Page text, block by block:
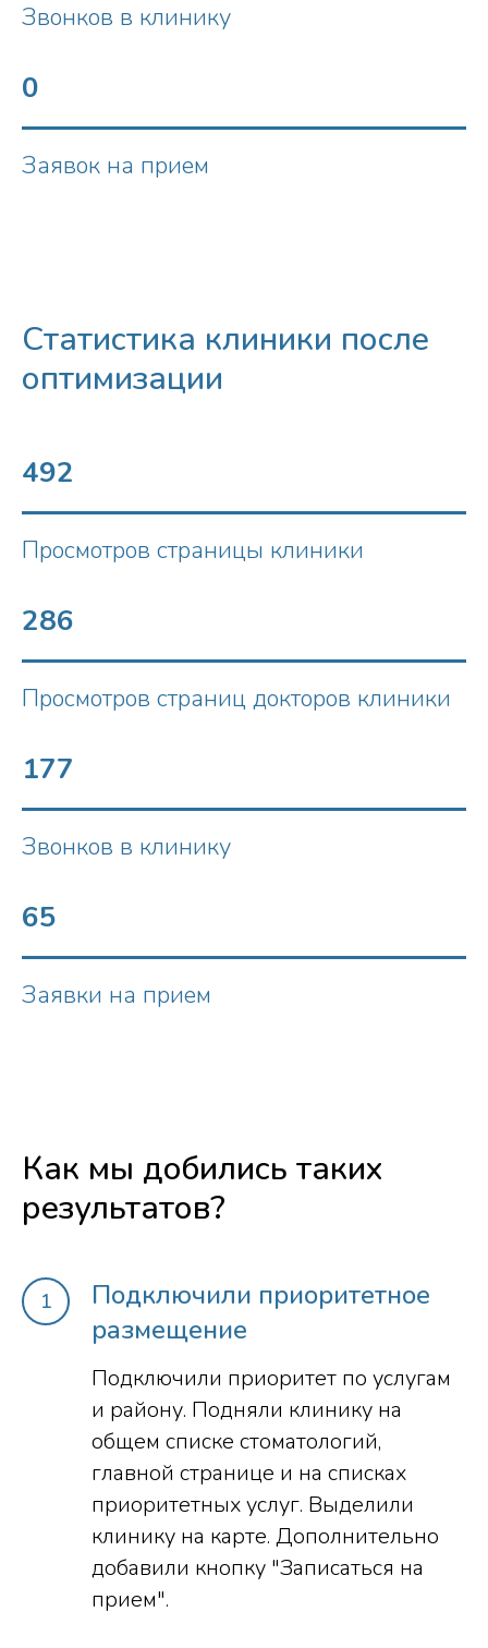
Звонков в клинику
0
Заявок на прием
Статистика клиники после
оптимизации
492
Просмотров страницы клиники
286
Просмотров страниц докторов клиники
177
Звонков в клинику
65
Заявки на прием
Как мы добились таких
результатов?
Подключили приоритетное
размещение
Подключили приоритет по услугам
и району. Подняли клинику на
общем списке стоматологий,
главной странице и на списках
приоритетных услуг. Выделили
клинику на карте. Дополнительно
добавили кнопку "Записаться на
прием".